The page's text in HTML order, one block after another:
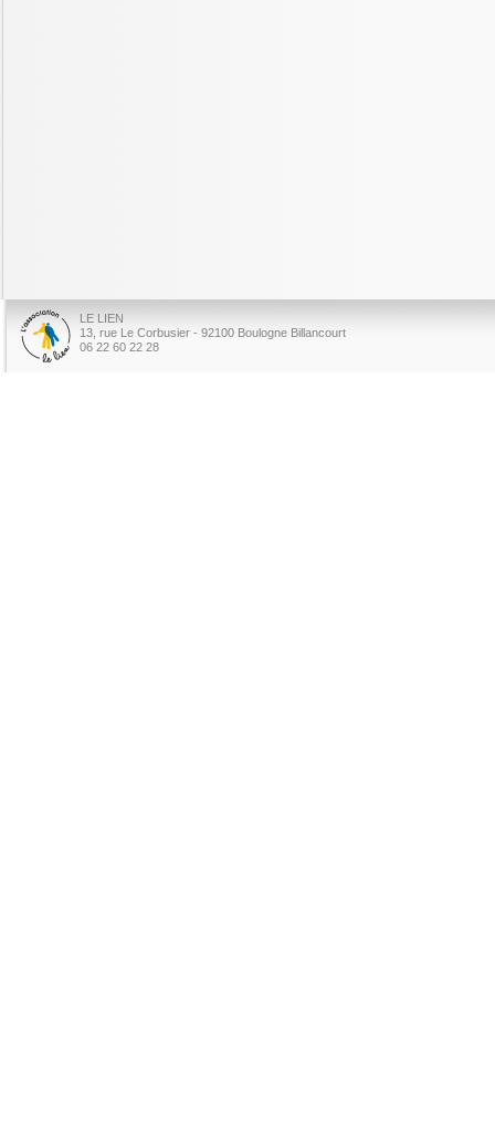
LE LIEN
13, rue Le Corbusier - 92100 Boulogne Billancourt
06 22 60 22 28